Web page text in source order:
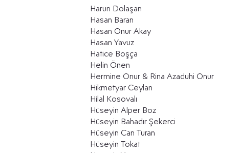
Harun Dolaşan
Hasan Baran
Hasan Onur Akay
Hasan Yavuz
Hatice Boşça
Helin Önen
Hermine Onur & Rina Azaduhi Onur
Hikmetyar Ceylan
Hilal Kosovalı
Hüseyin Alper Boz
Hüseyin Bahadır Şekerci
Hüseyin Can Turan
Hüseyin Tokat